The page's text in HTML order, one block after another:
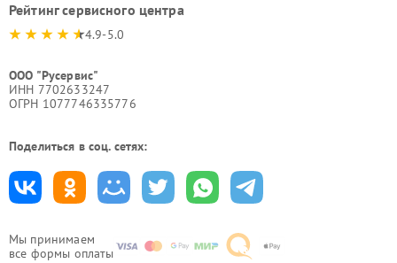
Мы принимаем
все формы оплаты
Рейтинг сервисного центра
4.9-5.0
ООО "Русервис"
ИНН 7702633247
ОГРН 1077746335776
Поделиться в соц. сетях: